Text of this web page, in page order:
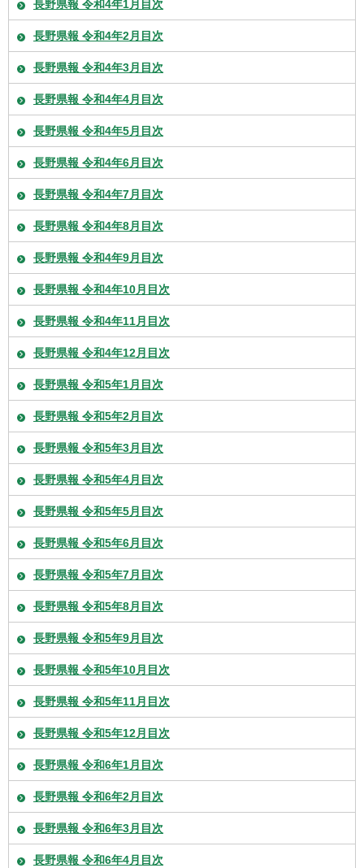
長野県報 令和4年1月目次
長野県報 令和4年2月目次
長野県報 令和4年3月目次
長野県報 令和4年4月目次
長野県報 令和4年5月目次
長野県報 令和4年6月目次
長野県報 令和4年7月目次
長野県報 令和4年8月目次
長野県報 令和4年9月目次
長野県報 令和4年10月目次
長野県報 令和4年11月目次
長野県報 令和4年12月目次
長野県報 令和5年1月目次
長野県報 令和5年2月目次
長野県報 令和5年3月目次
長野県報 令和5年4月目次
長野県報 令和5年5月目次
長野県報 令和5年6月目次
長野県報 令和5年7月目次
長野県報 令和5年8月目次
長野県報 令和5年9月目次
長野県報 令和5年10月目次
長野県報 令和5年11月目次
長野県報 令和5年12月目次
長野県報 令和6年1月目次
長野県報 令和6年2月目次
長野県報 令和6年3月目次
長野県報 令和6年4月目次